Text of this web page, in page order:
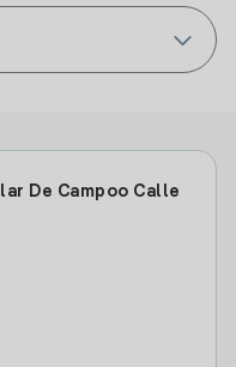
De Campoo Calle